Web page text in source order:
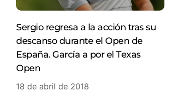
Sergio regresa a la acción tras su
descanso durante el Open de
España. García a por el Texas
Open
18 de abril de 2018